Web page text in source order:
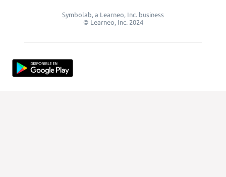
Symbolab, a Learneo, Inc. business
© Learneo, Inc. 2024